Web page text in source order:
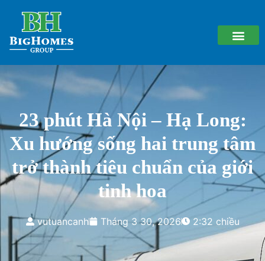
23 phút Hà Nội – Hạ Long:
Xu hướng sống hai trung tâm
trở thành tiêu chuẩn của giới
tinh hoa
vutuancanh Tháng 3 30, 2026 2:32 chiều